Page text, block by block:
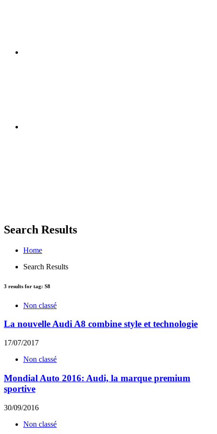
Search Results
Home
Search Results
3 results for tag: S8
Non classé
La nouvelle Audi A8 combine style et technologie
17/07/2017
Non classé
Mondial Auto 2016: Audi, la marque premium
sportive
30/09/2016
Non classé